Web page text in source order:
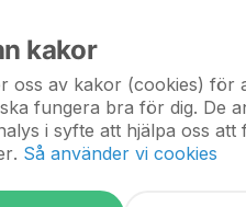
kakor
oss av kakor (cookies) för
fungera bra för dig. De
i syfte att hjälpa oss att
Så använder vi cookies